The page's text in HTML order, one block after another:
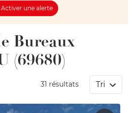
Activer une alerte
Bureaux
(69680)
31 résultats Tri